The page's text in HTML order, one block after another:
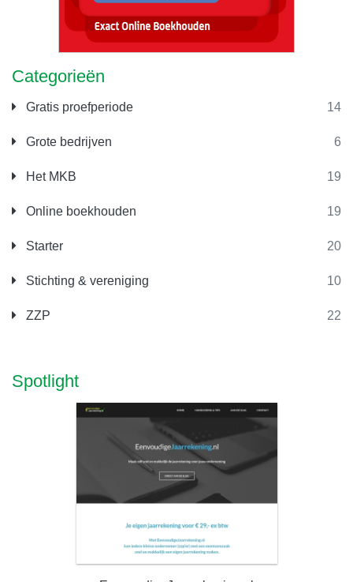
Categorieën
Gratis proefperiode 14
Grote bedrijven 6
Het MKB 19
Online boekhouden 19
Starter 20
Stichting & vereniging 10
ZZP 22
Spotlight